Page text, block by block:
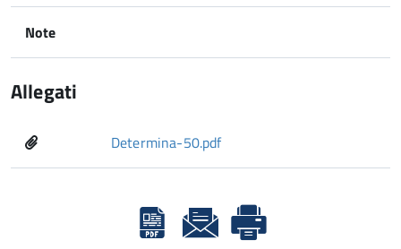
Note
Allegati
Determina-50.pdf